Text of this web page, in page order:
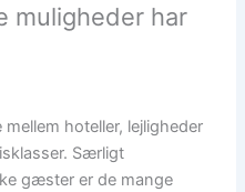
muligheder har
hoteller, lejligheder
Særligt
gæster er de mange